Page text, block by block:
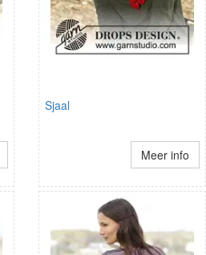
Sjaal
Meer info